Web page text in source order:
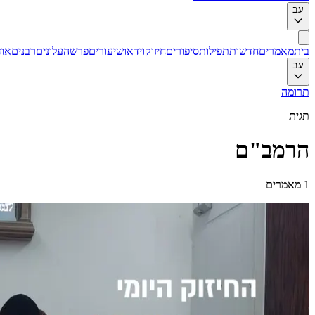
עב
ביתמאמריםחדשותתפילותסיפוריםחיזוקוידאושיעוריםפרשהעלוניםרבנים
עב
תרומה
תגית
הרמב"ם
1 מאמרים